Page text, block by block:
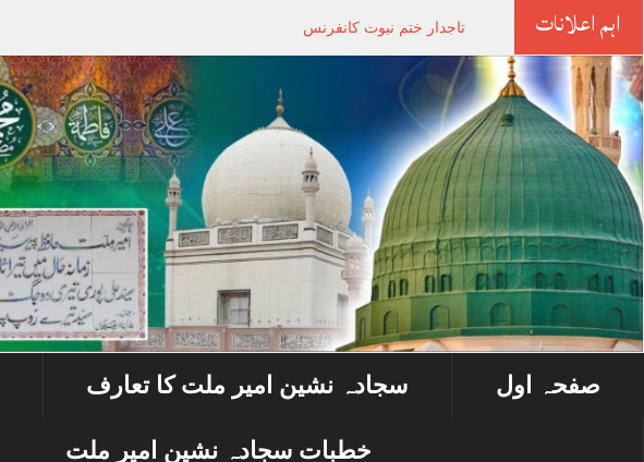
اہم اعلانات تاجدار ختم نبوت کانفرنس
صفحہ اول سجادہ نشین امیر ملت کا تعارف
خطبات سجادہ نشین امیر ملت